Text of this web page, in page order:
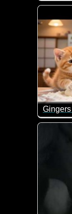
Mit
Da